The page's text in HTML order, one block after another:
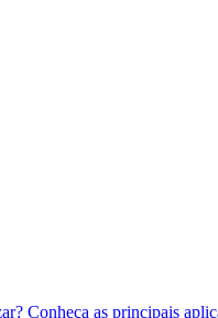
Conheça as principais